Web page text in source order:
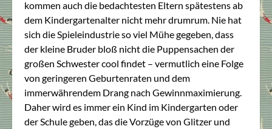
kommen auch die bedachtesten Eltern spätestens ab
dem Kindergartenalter nicht mehr drumrum. Nie hat
sich die Spieleindustrie so viel Mühe gegeben, dass
der kleine Bruder bloß nicht die Puppensachen der
großen Schwester cool findet – vermutlich eine Folge
von geringeren Geburtenraten und dem
immerwährendem Drang nach Gewinnmaximierung.
Daher wird es immer ein Kind im Kindergarten oder
der Schule geben, das die Vorzüge von Glitzer und